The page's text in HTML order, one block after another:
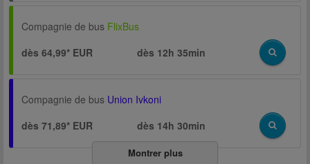
Compagnie de bus FlixBus
dès 64,99* EUR
dès 12h 35min
Compagnie de bus Union Ivkoni
dès 71,89* EUR
dès 14h 30min
Montrer plus